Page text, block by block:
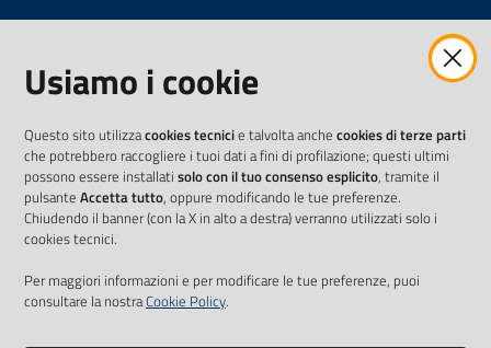
Usiamo i cookie
Questo sito utilizzacookies tecnicie talvolta anche cookies di terze parti
che potrebbero raccogliere i tuoi dati a fini di profilazione; questi ultimi
possono essere installati solo con il tuo consenso esplicito, tramite il
pulsante Accetta tutto, oppure modificando le tue preferenze.
Chiudendo il banner (con la X in alto a destra) verranno utilizzati solo i
cookies tecnici.
Per maggiori informazioni e per modificare le tue preferenze, puoi
consultare la nostraCookie Policy.